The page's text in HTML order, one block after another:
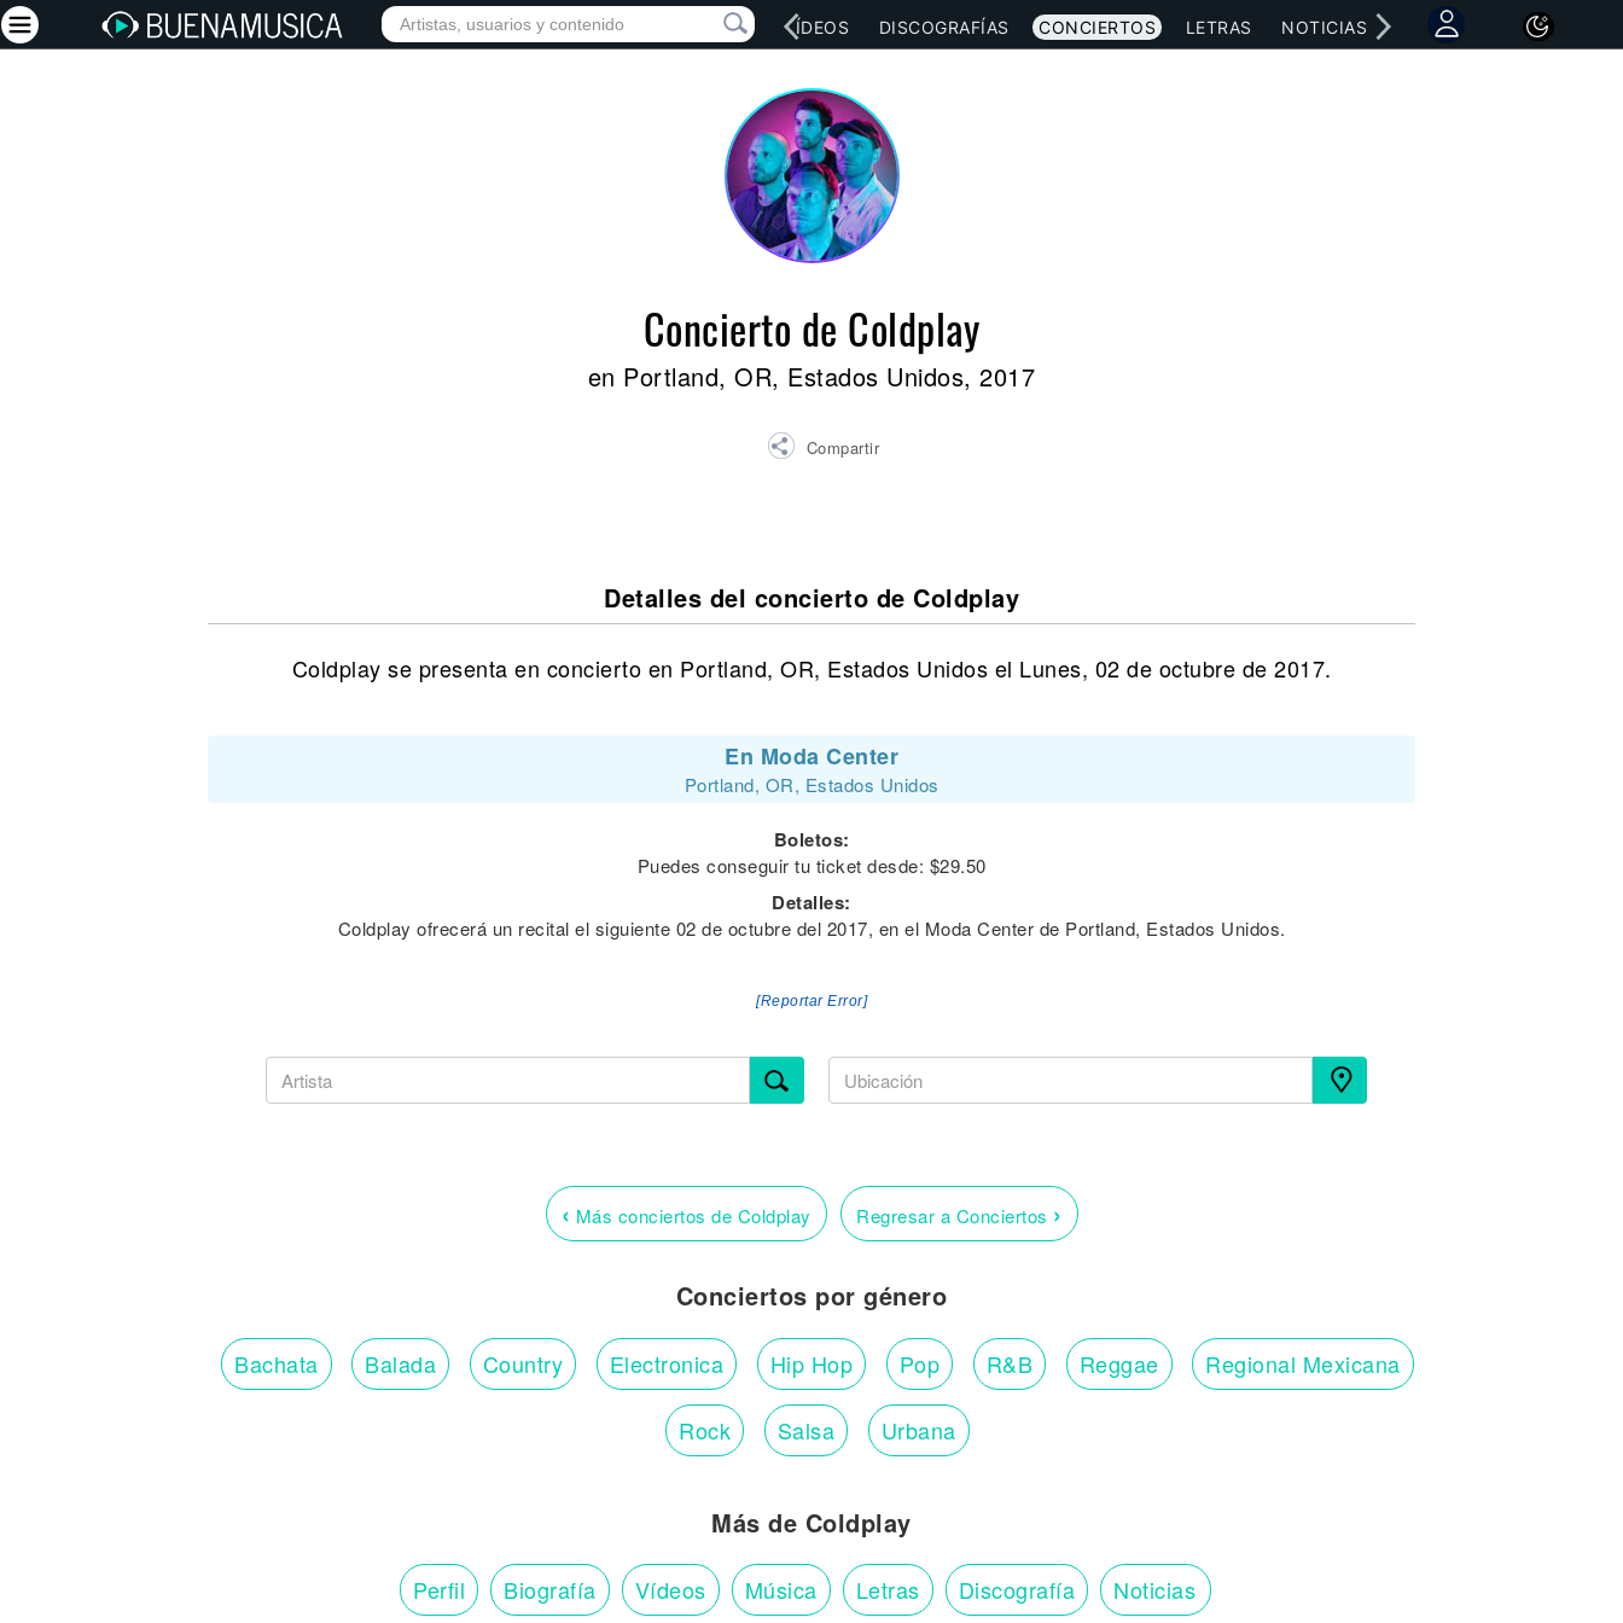
INICIO ARTISTAS RED SOCIAL MÚSICA VÍDEOS DISCOGRAFÍAS CONCIERTOS LETRAS NOTICIAS
Concierto de Coldplay
en Portland, OR, Estados Unidos, 2017
Compartir
Detalles del concierto de Coldplay
Coldplay se presenta en concierto en Portland, OR, Estados Unidos el Lunes, 02 de octubre de 2017.
En Moda Center
Portland, OR, Estados Unidos
Boletos:
Puedes conseguir tu ticket desde: $29.50
Detalles:
Coldplay ofrecerá un recital el siguiente 02 de octubre del 2017, en el Moda Center de Portland, Estados Unidos.
[Reportar Error]
‹ Más conciertos de Coldplay Regresar a Conciertos ›
Conciertos por género
Bachata Balada Country Electronica Hip Hop Pop R&B Reggae Regional Mexicana
Rock Salsa Urbana
Más de Coldplay
Perfil Biografía Vídeos Música Letras Discografía Noticias